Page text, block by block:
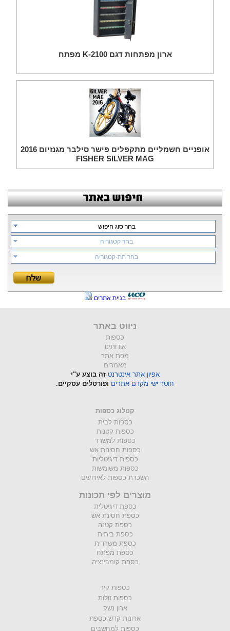
ארון מפתחות דגם K-2100 מפתח
אופניים חשמליים מתקפלים פישר סילבר מגנזיום 2016
FISHER SILVER MAG
בחר סוג חיפוש
בחר קטגוריה
בחר תת-קטגוריה
בניית אתרים
ניווט באתר
כספות
אודותינו
מפת אתר
מאמרים
אפיון אתר אינטרנט זה בוצע ע"י
חוטר ישי מקדם אתרים ופורטלים עסקיים.
קטלוג כספות
כספות לבית
כספות קטנות
כספות למשרד
כספות חסינות אש
כספות דיגיטליות
כספות משומשות
השכרת כספות לאירועים
מוצרים לפי תכונות
כספת דיגיטלית
כספת חסינת אש
כספת קטנה
כספת ביתית
כספת משרדית
כספת מפתח
כספת קומבינציה
כספות קיר
כספות זולות
ארון נשק
ארונות קדש כספת
כספות למחשבים